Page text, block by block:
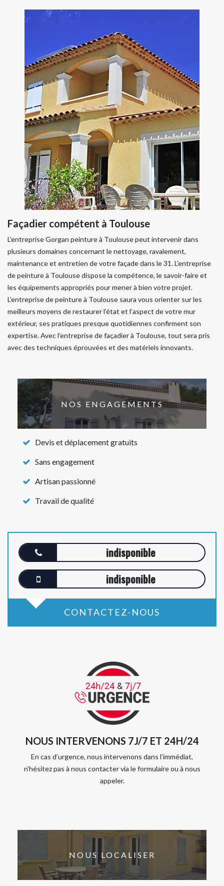
Façadier compétent à Toulouse
L’entreprise Gorgan peinture à Toulouse peut intervenir dans
plusieurs domaines concernant le nettoyage, ravalement,
maintenance et entretien de votre façade dans le 31. L’entreprise
de peinture à Toulouse dispose la compétence, le savoir-faire et
les équipements appropriés pour mener à bien votre projet.
L’entreprise de peinture à Toulouse saura vous orienter sur les
meilleurs moyens de restaurer l’état et l’aspect de votre mur
extérieur, ses pratiques presque quotidiennes confirment son
expertise. Avec l’entreprise de façadier à Toulouse, tout sera pris
avec des techniques éprouvées et des matériels innovants.
NOS ENGAGEMENTS
Devis et déplacement gratuits
Sans engagement
Artisan passionné
Travail de qualité
indisponible
indisponible
CONTACTEZ-NOUS
NOUS INTERVENONS 7J/7 ET 24H/24
En cas d’urgence, nous intervenons dans l’immédiat,
n’hésitez pas à nous contacter via le formulaire ou à nous
appeler.
NOUS LOCALISER